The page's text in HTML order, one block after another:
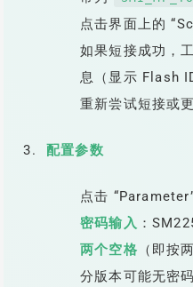
点击界面上的
如果短接成功，
息（显示 Flash
重新尝试短接或
配置参数
点击
密码输入 ：
两个空格 （即按
分版本可能无密